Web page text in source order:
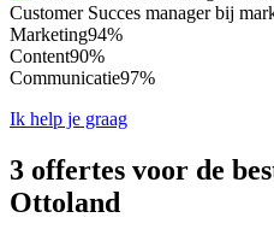
Customer Succes manager bij
Marketing94%
Content90%
Communicatie97%
Ik help je graag
3 offertes voor de
Ottoland